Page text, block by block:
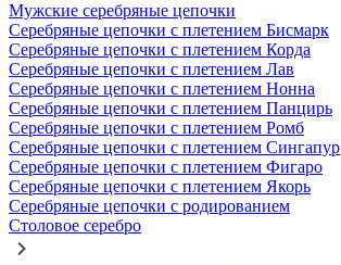
Мужские серебряные цепочки
Серебряные цепочки с плетением Бисмарк
Серебряные цепочки с плетением Корда
Серебряные цепочки с плетением Лав
Серебряные цепочки с плетением Нонна
Серебряные цепочки с плетением Панцирь
Серебряные цепочки с плетением Ромб
Серебряные цепочки с плетением Сингапур
Серебряные цепочки с плетением Фигаро
Серебряные цепочки с плетением Якорь
Серебряные цепочки с родированием
Столовое серебро